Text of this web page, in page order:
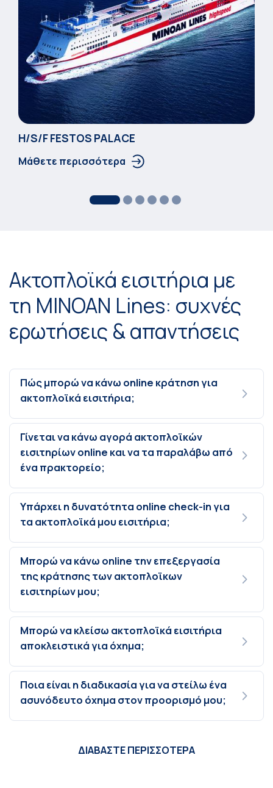
Η/S/F FESTOS PALACΕ
Μάθετε περισσότερα
Ακτοπλοϊκά εισιτήρια με
τη MINOAN Lines: συχνές
ερωτήσεις & απαντήσεις
Πώς μπορώ να κάνω online κράτηση για
ακτοπλοϊκά εισιτήρια;
Γίνεται να κάνω αγορά ακτοπλοϊκών
εισιτηρίων online και να τα παραλάβω από
ένα πρακτορείο;
Υπάρχει η δυνατότητα online check-in για
τα ακτοπλοϊκά μου εισιτήρια;
Μπορώ να κάνω online την επεξεργασία
της κράτησης των ακτοπλοϊκων
εισιτηρίων μου;
Μπορώ να κλείσω ακτοπλοϊκά εισιτήρια
αποκλειστικά για όχημα;
Ποια είναι η διαδικασία για να στείλω ένα
ασυνόδευτο όχημα στον προορισμό μου;
ΔΙΑΒΑΣΤΕ ΠΕΡΙΣΣΟΤΕΡΑ